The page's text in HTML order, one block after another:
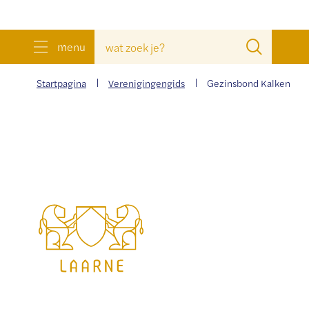
menu
zoek
je?
Gemeente
Laarne
Startpagina Verenigingengids Gezinsbond Kalken